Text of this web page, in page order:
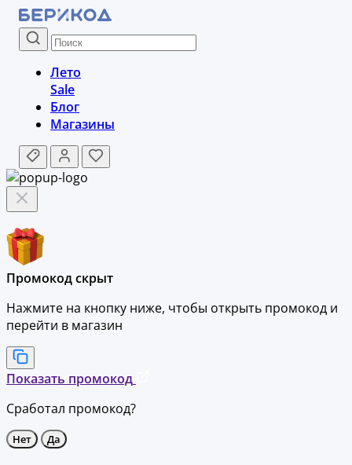
Лето
Sale
Блог
Магазины
Промокод скрыт
Нажмите на кнопку ниже, чтобы открыть промокод и
перейти в магазин
Показать промокод
Сработал промокод?
Нет Да